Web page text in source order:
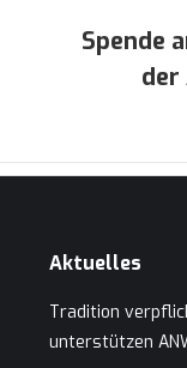
Nächster
Spende
der
Aktuelles
Tradition
unterstützen